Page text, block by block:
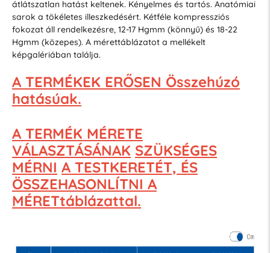
átlátszatlan hatást keltenek. Kényelmes és tartós. Anatómiai
sarok a tökéletes illeszkedésért. Kétféle kompressziós
fokozat áll rendelkezésre, 12-17 Hgmm (könnyű) és 18-22
Hgmm (közepes). A mérettáblázatot a mellékelt
képgalériában találja.
A TERMÉKEK ERŐSEN Összehúzó
hatásúak.
A TERMÉK MÉRETE
VÁLASZTÁSÁNAK SZÜKSÉGES
MÉRNI A TESTKERETÉT, ÉS
ÖSSZEHASONLÍTNI A
MÉRETtáblázattal.